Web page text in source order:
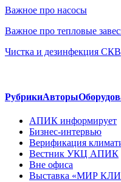
Важное про насосы
Важное про тепловые
Чистка и дезинфекция СКВ
РубрикиАвторы
АПИК информирует
Бизнес-интервью
Верификация
Вестник УКЦ АПИК
Вне офиса
Выставка «МИР